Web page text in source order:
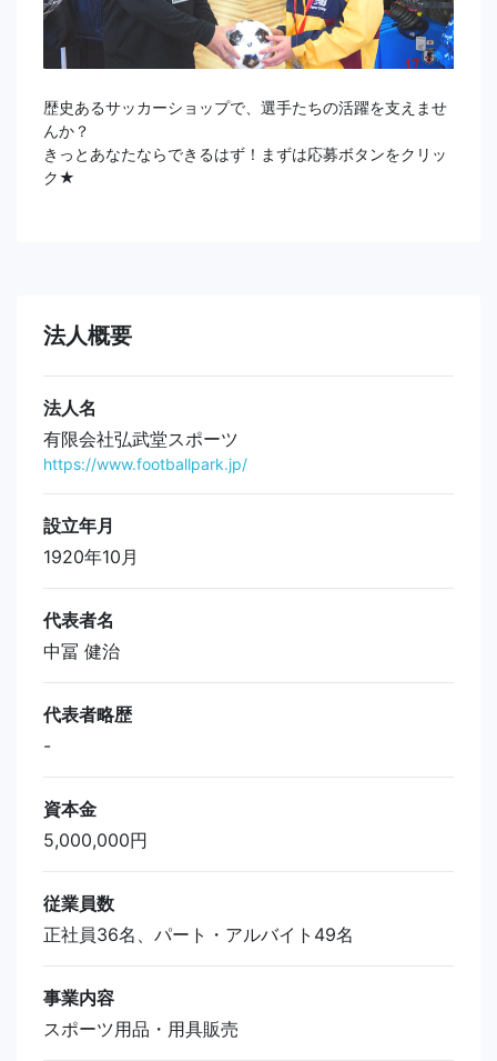
歴史あるサッカーショップで、選手たちの活躍を支えませ
んか？
きっとあなたならできるはず！まずは応募ボタンをクリッ
ク★
法人概要
法人名
有限会社弘武堂スポーツ
https://www.footballpark.jp/
設立年月
1920年10月
代表者名
中冨 健治
代表者略歴
-
資本金
5,000,000円
従業員数
正社員36名、パート・アルバイト49名
事業内容
スポーツ用品・用具販売